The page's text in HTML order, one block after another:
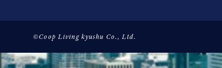
©Coop Living kyushu Co., Ltd.